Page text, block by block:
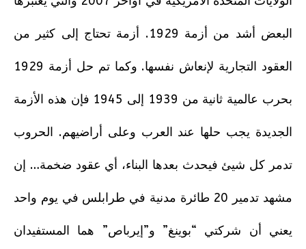
البعض أشد من أزمة 1929. أزمة تحتاج إلى كثير من
العقود التجارية لإنعاش نفسها. وكما تم حل أزمة 1929
بحرب عالمية ثانية من 1939 إلى 1945 فإن هذه الأزمة
الجديدة يجب حلها عند العرب وعلى أراضيهم. الحروب
تدمر كل شيئ فيحدث بعدها البناء، أي عقود ضخمة… إن
مشهد تدمير 20 طائرة مدنية في طرابلس في يوم واحد
يعني أن شركتي “بوينغ” و”إيرباص” هما المستفيدان